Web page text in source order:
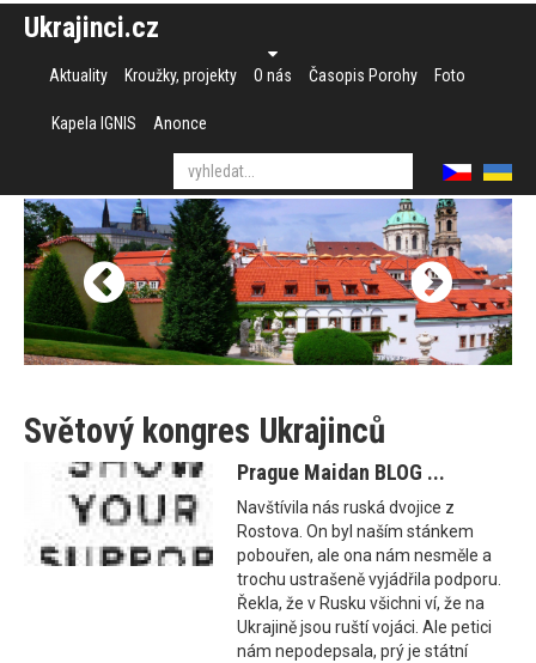
Ukrajinci.cz
Aktuality Kroužky, projekty O nás Časopis Porohy Foto
Kapela IGNIS Anonce
Světový kongres Ukrajinců
Prague Maidan BLOG ...
Navštívila nás ruská dvojice z
Rostova. On byl naším stánkem
pobouřen, ale ona nám nesměle a
trochu ustrašeně vyjádřila podporu.
Řekla, že v Rusku všichni ví, že na
Ukrajině jsou ruští vojáci. Ale petici
nám nepodepsala, prý je státní